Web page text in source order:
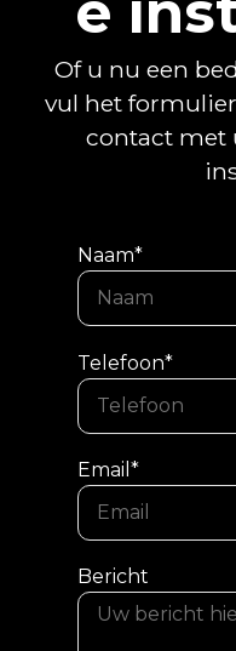
Of u nu een
vul het
contact met
Naam*
Telefoon*
Email*
Bericht